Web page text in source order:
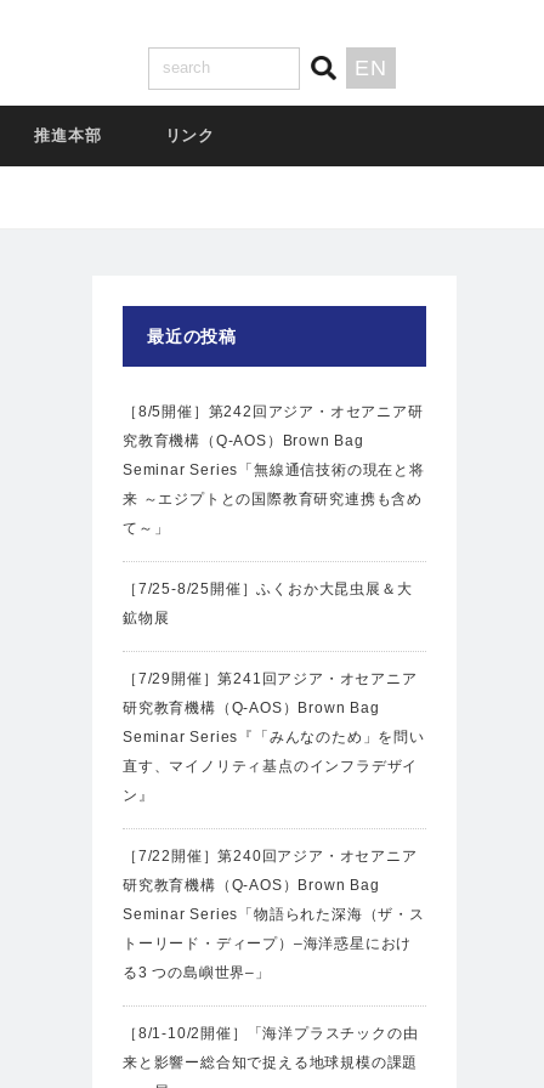
EN
推進本部 リンク
最近の投稿
［8/5開催］第242回アジア・オセアニア研
究教育機構（Q-AOS）Brown Bag
Seminar Series「無線通信技術の現在と将
来 ～エジプトとの国際教育研究連携も含め
て～」
［7/25-8/25開催］ふくおか大昆虫展＆大
鉱物展
［7/29開催］第241回アジア・オセアニア
研究教育機構（Q-AOS）Brown Bag
Seminar Series『「みんなのため」を問い
直す、マイノリティ基点のインフラデザイ
ン』
［7/22開催］第240回アジア・オセアニア
研究教育機構（Q-AOS）Brown Bag
Seminar Series「物語られた深海（ザ・ス
トーリード・ディープ）‒海洋惑星におけ
る3 つの島嶼世界‒」
［8/1-10/2開催］「海洋プラスチックの由
来と影響ー総合知で捉える地球規模の課題